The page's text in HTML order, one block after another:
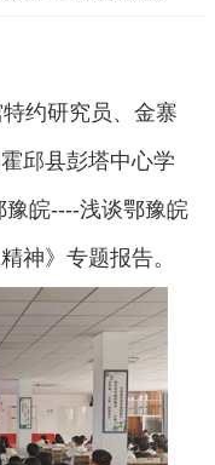
约研究员、金寨
邱县彭塔中心学
皖----浅谈鄂豫皖
神》专题报告。